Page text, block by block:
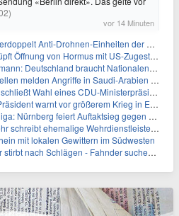
vor 14 Minuten
Anti-Drohnen-Einheiten der Bundespolizei
Öffnung von Hormus mit US-Zugeständnissen
Deutschland braucht Nationalen Sicherheitsberater
melden Angriffe in Saudi-Arabien und im Jemen
Wahl eines CDU-Ministerpräsident nicht aus
warnt vor größerem Krieg in Europa
Nürnberg feiert Auftaktsieg gegen Dresden
schreibt ehemalige Wehrdienstleistende an
mit lokalen Gewittern im Südwesten
nach Schlägen - Fahnder suchen Autofahrer